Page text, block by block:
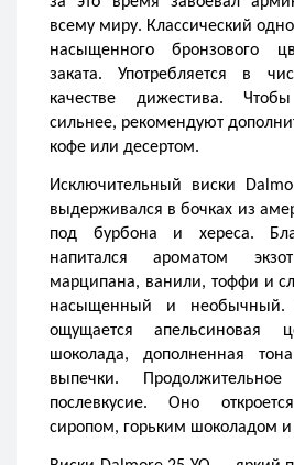
всему миру. Классический
насыщенного бронзового
заката. Употребляется в
качестве дижестива.
сильнее, рекомендуют
кофе или десертом.
Исключительный виски
выдерживался в бочках из
под бурбона и хереса.
напитался ароматом
марципана, ванили, тоффи и
насыщенный и необычный.
ощущается апельсиновая
шоколада, дополненная
выпечки.
послевкусие. Оно
сиропом, горьким шоколадом